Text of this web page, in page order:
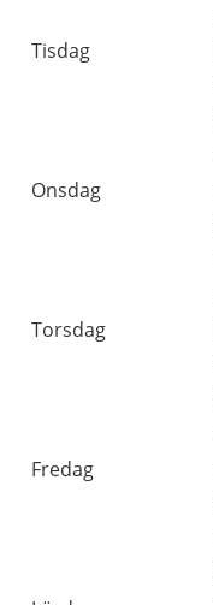
Tisdag
Onsdag
Torsdag
Fredag